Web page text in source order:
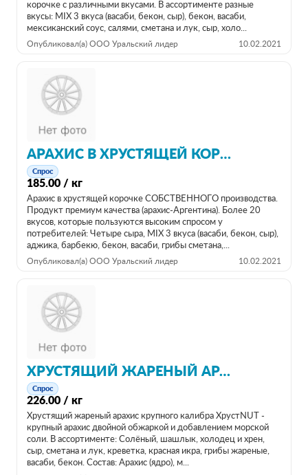
корочке с различными вкусами. В ассортименте разные
вкусы: MIX 3 вкуса (васаби, бекон, сыр), бекон, васаби,
мексиканский соус, салями, сметана и лук, сыр, холо...
Опубликовал(а) ООО Уральский лидер 10.02.2021
АРАХИС В ХРУСТЯЩЕЙ КОРОЧКЕ ОТ ПРОИЗВОДИТЕЛЯ
Спрос
185.00 / кг
Арахис в хрустящей корочке СОБСТВЕННОГО производства.
Продукт премиум качества (арахис-Аргентина). Более 20
вкусов, которые пользуются высоким спросом у
потребителей: Четыре сыра, MIX 3 вкуса (васаби, бекон, сыр),
аджика, барбекю, бекон, васаби, грибы сметана,...
Опубликовал(а) ООО Уральский лидер 10.02.2021
ХРУСТЯЩИЙ ЖАРЕНЫЙ АРАХИС КРУПНОГО КАЛИБРА
Спрос
226.00 / кг
Хрустящий жареный арахис крупного калибра ХрустNUT -
крупный арахис двойной обжаркой и добавлением морской
соли. В ассортименте: Солёный, шашлык, холодец и хрен,
сыр, сметана и лук, креветка, красная икра, грибы жареные,
васаби, бекон. Состав: Арахис (ядро), м...